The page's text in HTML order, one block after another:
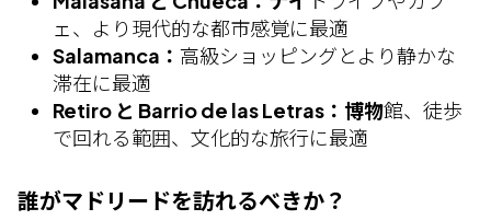
ェ、より現代的な都市感覚に最適
Salamanca： 高級ショッピングとより静かな
滞在に最適
Retiro と Barrio de las Letras：博物館、徒歩
で回れる範囲、文化的な旅行に最適
誰がマドリードを訪れるべきか？